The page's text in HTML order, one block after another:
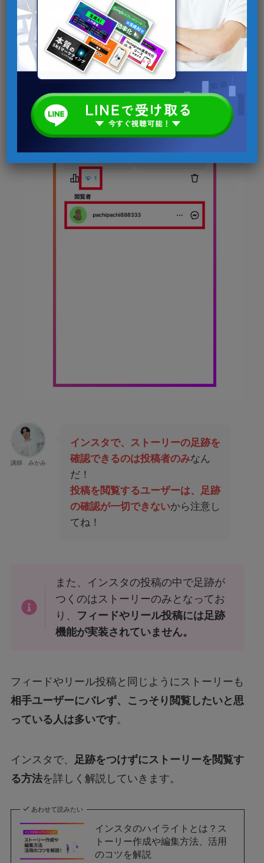
STEP
ストーリーの閲覧者と閲覧数が一覧で表
示される
講師 みかみ
インスタで、ストーリーの足跡を
確認できるのは投稿者のみなん
だ！
投稿を閲覧するユーザーは、足跡
の確認が一切できないから注意し
てね！
また、インスタの投稿の中で足跡が
つくのはストーリーのみとなってお
り、 フィードやリール投稿には足跡
機能が実装されていません。
フィードやリール投稿と同じようにストーリーも
相手ユーザーにバレず、こっそり閲覧したいと思
っている人は多いです。
インスタで、 足跡をつけずにストーリーを閲覧す
る方法を詳しく解説していきます。
あわせて読みたい
インスタのハイライトとは？ス
トーリー作成や編集方法、活用
のコツを解説